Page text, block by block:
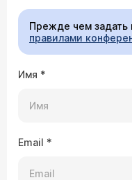
Прежде чем задать
правилами
Имя *
Email *